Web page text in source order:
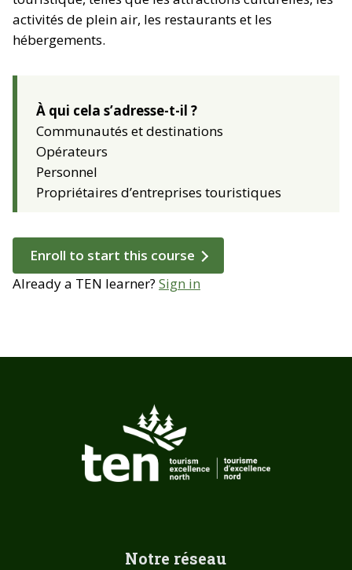
activités de plein air, les restaurants et les
hébergements.
À qui cela s’adresse-t-il ?
Communautés et destinations
Opérateurs
Personnel
Propriétaires d’entreprises touristiques
Enroll to start this course
Already a TEN learner? Sign in
Notre réseau